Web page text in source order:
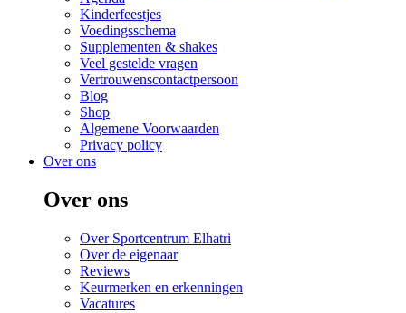
Kinderfeestjes
Voedingsschema
Supplementen & shakes
Veel gestelde vragen
Vertrouwenscontactpersoon
Blog
Shop
Algemene Voorwaarden
Privacy policy
Over ons
Over ons
Over Sportcentrum Elhatri
Over de eigenaar
Reviews
Keurmerken en erkenningen
Vacatures